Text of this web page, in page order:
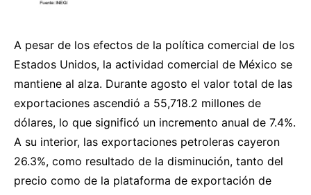
A pesar de los efectos de la política comercial de los
Estados Unidos, la actividad comercial de México se
mantiene al alza. Durante agosto el valor total de las
exportaciones ascendió a 55,718.2 millones de
dólares, lo que significó un incremento anual de 7.4%.
A su interior, las exportaciones petroleras cayeron
26.3%, como resultado de la disminución, tanto del
precio como de la plataforma de exportación de